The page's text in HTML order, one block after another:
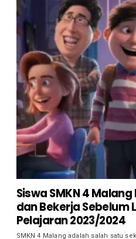
Siswa SMKN 4 Malang
dan Bekerja Sebelum
Pelajaran 2023/2024
SMKN 4 Malang adalah salah satu